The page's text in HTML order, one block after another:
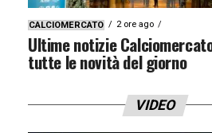
CALCIOMERCATO 2 ore ago
Ultime notizie
tutte le novità del giorno
VIDEO